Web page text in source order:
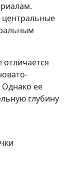
ее
глубину